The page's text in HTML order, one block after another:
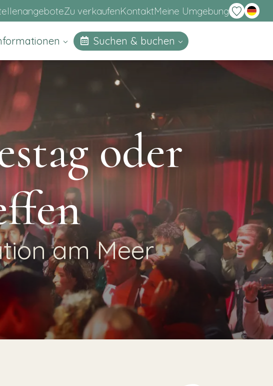
Zu verkaufenKontaktMeine Umgebung
English
Suchen & buchen
oder
am Meer